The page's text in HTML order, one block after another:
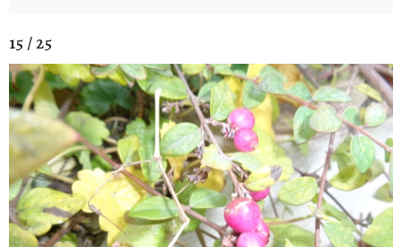
15 / 25